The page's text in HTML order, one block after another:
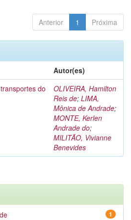
Anterior 1 Próxima
Autor(es)
do
OLIVEIRA, Hamilton
Reis de; LIMA,
Mônica de Andrade;
MONTE, Kerlen
Andrade do;
MILITÃO, Vivianne
Benevides
1